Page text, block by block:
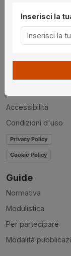
Utilità
Chi siamo
Disclaimer
Accessibilità
Condizioni d'uso
Privacy Policy
Cookie Policy
Guide
Normativa
Modulistica
Per partecipare
Modalità
Inserisci la